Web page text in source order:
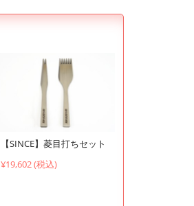
【SINCE】菱目打ちセット
¥19,602 (税込)